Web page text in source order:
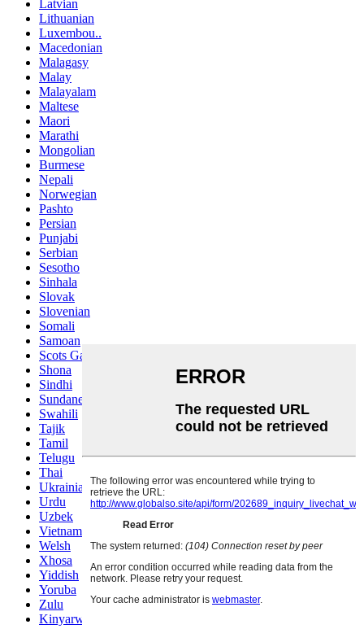
Latvian
Lithuanian
Luxembou..
Macedonian
Malagasy
Malay
Malayalam
Maltese
Maori
Marathi
Mongolian
Burmese
Nepali
Norwegian
Pashto
Persian
Punjabi
Serbian
Sesotho
Sinhala
Slovak
Slovenian
Somali
Samoan
Scots Gaelic
Shona
Sindhi
Sundanese
Swahili
Tajik
Tamil
Telugu
Thai
Ukrainian
Urdu
Uzbek
Vietnamese
Welsh
Xhosa
Yiddish
Yoruba
Zulu
Kinyarwanda